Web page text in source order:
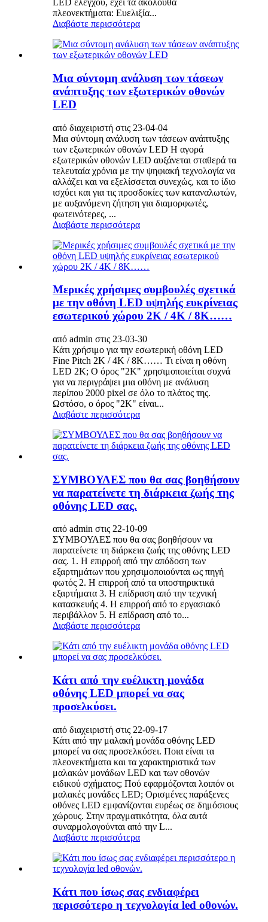
LED ελέγχου, έχει τα ακόλουθα
πλεονεκτήματα: Ευελιξία...
Διαβάστε περισσότερα
Μια σύντομη ανάλυση των τάσεων
ανάπτυξης των εξωτερικών οθονών
LED
από διαχειριστή στις 23-04-04
Μια σύντομη ανάλυση των τάσεων ανάπτυξης
των εξωτερικών οθονών LED Η αγορά
εξωτερικών οθονών LED αυξάνεται σταθερά τα
τελευταία χρόνια με την ψηφιακή τεχνολογία να
αλλάζει και να εξελίσσεται συνεχώς, και το ίδιο
ισχύει και για τις προσδοκίες των καταναλωτών,
με αυξανόμενη ζήτηση για διαμορφωτές,
φωτεινότερες, ...
Διαβάστε περισσότερα
Μερικές χρήσιμες συμβουλές σχετικά
με την οθόνη LED υψηλής ευκρίνειας
εσωτερικού χώρου 2K / 4K / 8K……
από admin στις 23-03-30
Κάτι χρήσιμο για την εσωτερική οθόνη LED
Fine Pitch 2K / 4K / 8K…… Τι είναι η οθόνη
LED 2K; Ο όρος "2K" χρησιμοποιείται συχνά
για να περιγράψει μια οθόνη με ανάλυση
περίπου 2000 pixel σε όλο το πλάτος της.
Ωστόσο, ο όρος "2K" είναι...
Διαβάστε περισσότερα
ΣΥΜΒΟΥΛΕΣ που θα σας βοηθήσουν
να παρατείνετε τη διάρκεια ζωής της
οθόνης LED σας.
από admin στις 22-10-09
ΣΥΜΒΟΥΛΕΣ που θα σας βοηθήσουν να
παρατείνετε τη διάρκεια ζωής της οθόνης LED
σας. 1. Η επιρροή από την απόδοση των
εξαρτημάτων που χρησιμοποιούνται ως πηγή
φωτός 2. Η επιρροή από τα υποστηρικτικά
εξαρτήματα 3. Η επίδραση από την τεχνική
κατασκευής 4. Η επιρροή από το εργασιακό
περιβάλλον 5. Η επίδραση από το...
Διαβάστε περισσότερα
Κάτι από την ευέλικτη μονάδα
οθόνης LED μπορεί να σας
προσελκύσει.
από διαχειριστή στις 22-09-17
Κάτι από την μαλακή μονάδα οθόνης LED
μπορεί να σας προσελκύσει. ​Ποια είναι τα
πλεονεκτήματα και τα χαρακτηριστικά των
μαλακών μονάδων LED και των οθονών
ειδικού σχήματος; Πού εφαρμόζονται λοιπόν οι
μαλακές μονάδες LED; ​Ορισμένες παράξενες
οθόνες LED εμφανίζονται ευρέως σε δημόσιους
χώρους. Στην πραγματικότητα, όλα αυτά
συναρμολογούνται από την L...
Διαβάστε περισσότερα
Κάτι που ίσως σας ενδιαφέρει
περισσότερο η τεχνολογία led οθονών.